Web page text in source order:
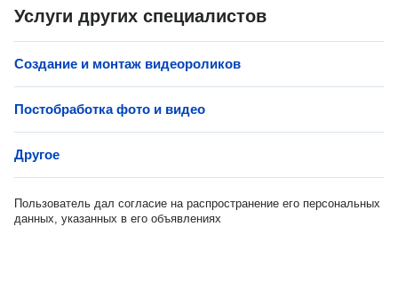
Услуги других специалистов
Создание и монтаж видеороликов
Постобработка фото и видео
Другое
Пользователь дал согласие на распространение его персональных
данных, указанных в его объявлениях